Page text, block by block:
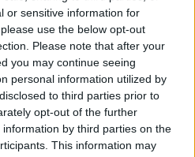
or sensitive information for
use the below opt-out
Please note that after your
you may continue seeing
personal information utilized by
to third parties prior to
opt-out of the further
by third parties on the
This information may